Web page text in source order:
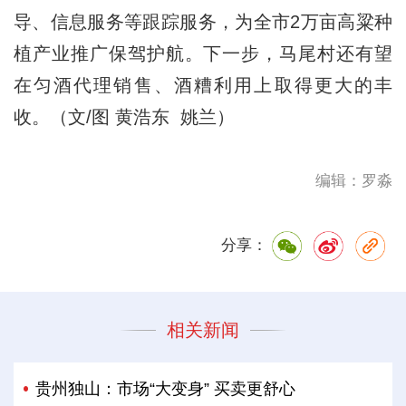
导、信息服务等跟踪服务，为全市2万亩高粱种
植产业推广保驾护航。下一步，马尾村还有望
在匀酒代理销售、酒糟利用上取得更大的丰
收。（文/图 黄浩东 姚兰）
编辑：罗淼
分享：
相关新闻
贵州独山：市场“大变身” 买卖更舒心